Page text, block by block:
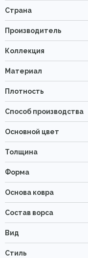
Страна
Производитель
Коллекция
Материал
Плотность
Способ производства
Основной цвет
Толщина
Форма
Основа ковра
Состав ворса
Вид
Стиль